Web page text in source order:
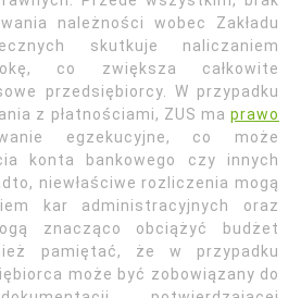
należności wobec Zakładu
skutkuje naliczaniem
co zwiększa całkowite
przedsiębiorcy. W przypadku
z płatnościami, ZUS ma prawo
egzekucyjne, co może
konta bankowego czy innych
niewłaściwe rozliczenia mogą
kar administracyjnych oraz
znacząco obciążyć budżet
pamiętać, że w przypadku
może być zobowiązany do